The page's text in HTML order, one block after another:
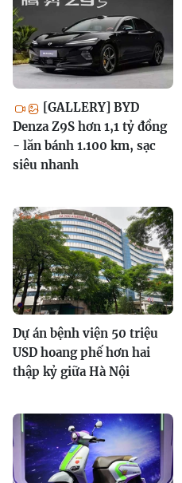
[GALLERY] BYD
Denza Z9S hơn 1,1 tỷ đồng
- lăn bánh 1.100 km, sạc
siêu nhanh
Dự án bệnh viện 50 triệu
USD hoang phế hơn hai
thập kỷ giữa Hà Nội